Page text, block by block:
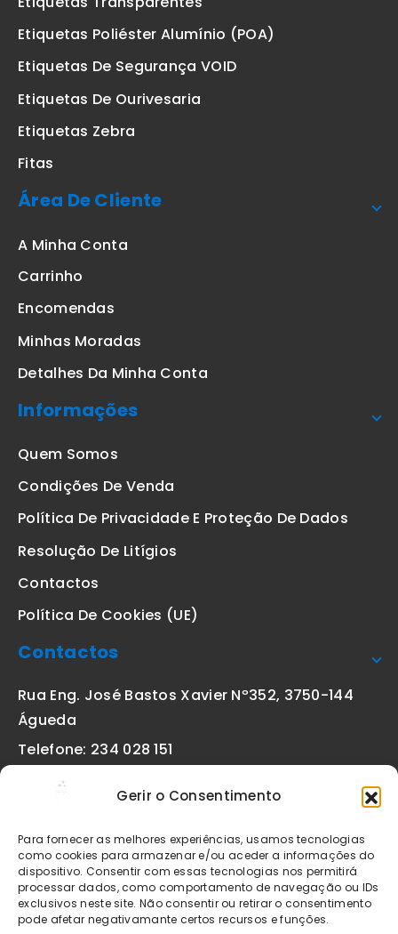
Gerir o Consentimento
Para fornecer as melhores experiências, usamos tecnologias
como cookies para armazenar e/ou aceder a informações do
dispositivo. Consentir com essas tecnologias nos permitirá
processar dados, como comportamento de navegação ou IDs
exclusivos neste site. Não consentir ou retirar o consentimento
pode afetar negativamante certos recursos e funções.
Etiquetas Poliéster Alumínio (POA)
Etiquetas De Segurança VOID
Etiquetas De Ourivesaria
Etiquetas Zebra
Fitas
Área De Cliente
A Minha Conta
Carrinho
Encomendas
Minhas Moradas
Detalhes Da Minha Conta
Informações
Quem Somos
Condições De Venda
Política De Privacidade E Proteção De Dados
Resolução De Litígios
Contactos
Política De Cookies (UE)
Contactos
Rua Eng. José Bastos Xavier Nº352, 3750-144
Águeda
Telefone: 234 028 151
geral@etiquetas-online.pt
Os preços indicados incluem IVA à taxa legal em vigor. Todos
os artigos apresentados no site encontram-se sujeitos à
disponibilidade de stock após confirmação da encomenda. As